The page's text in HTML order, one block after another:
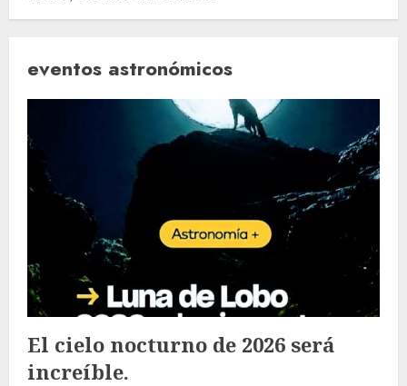
eventos astronómicos
El cielo nocturno de 2026 será
increíble.